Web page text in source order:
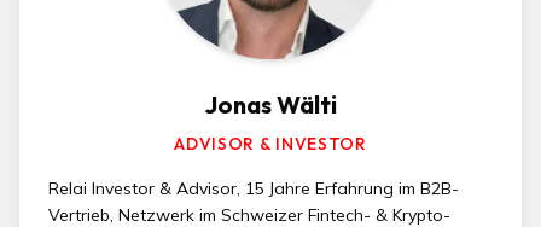
Jonas Wälti
ADVISOR & INVESTOR
Relai Investor & Advisor, 15 Jahre Erfahrung im B2B-
Vertrieb, Netzwerk im Schweizer Fintech- & Krypto-